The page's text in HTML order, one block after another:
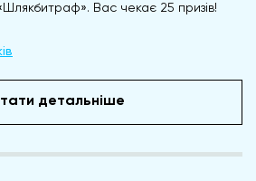
«Шлякбитраф». Вас чекає 25 призів!
детальніше